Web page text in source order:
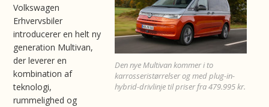
Den nye Multivan kommer i to
karrosseristørrelser og med plug-in-
hybrid-drivlinje til priser fra 479.995 kr.
Volkswagen
Erhvervsbiler
introducerer en helt ny
generation Multivan,
der leverer en
kombination af
teknologi,
rummelighed og